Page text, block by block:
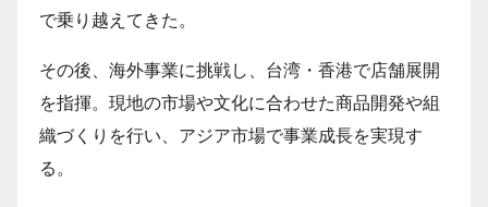
で乗り越えてきた。
その後、海外事業に挑戦し、台湾・香港で店舗展開
を指揮。現地の市場や文化に合わせた商品開発や組
織づくりを行い、アジア市場で事業成長を実現す
る。